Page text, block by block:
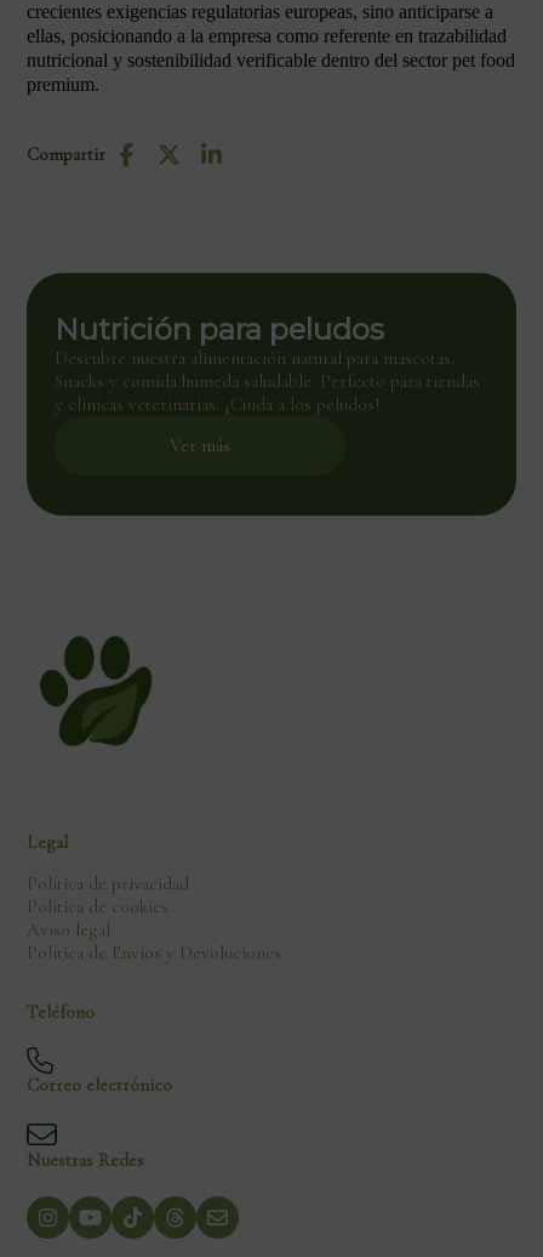
crecientes exigencias regulatorias europeas, sino anticiparse a
ellas, posicionando a la empresa como referente en trazabilidad
nutricional y sostenibilidad verificable dentro del sector pet food
premium.
Compartir
Nutrición para peludos
Descubre nuestra alimentación natural para mascotas.
Snacks y comida húmeda saludable. Perfecto para tiendas
y clínicas veterinarias. ¡Cuida a los peludos!
Ver más
Legal
Política de privacidad
Política de cookies
Aviso legal
Política de Envíos y Devoluciones
Teléfono
Correo electrónico
Nuestras Redes